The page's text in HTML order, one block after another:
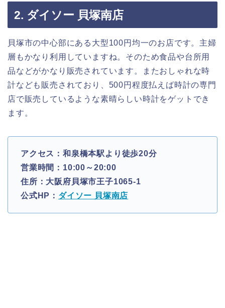
2. ダイソー 貝塚南店
貝塚市の中心部にある大型100円均一のお店です。主婦
層もかなり利用していますね。そのため食品や台所用
品などがかなり販売されています。またおしゃれな時
計なども販売されており、500円程度払えば時計の専門
店で販売しているような素晴らしい時計をゲットでき
ます。
アクセス：和泉橋本駅より徒歩20分
営業時間：10:00～20:00
住所：大阪府貝塚市王子1065-1
公式HP： ダイソー 貝塚南店